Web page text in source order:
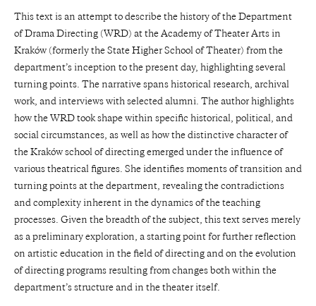
This text is an attempt to describe the history of the Department
of Drama Directing (WRD) at the Academy of Theater Arts in
Kraków (formerly the State Higher School of Theater) from the
department’s inception to the present day, highlighting several
turning points. The narrative spans historical research, archival
work, and interviews with selected alumni. The author highlights
how the WRD took shape within specific historical, political, and
social circumstances, as well as how the distinctive character of
the Kraków school of directing emerged under the influence of
various theatrical figures. She identifies moments of transition and
turning points at the department, revealing the contradictions
and complexity inherent in the dynamics of the teaching
processes. Given the breadth of the subject, this text serves merely
as a preliminary exploration, a starting point for further reflection
on artistic education in the field of directing and on the evolution
of directing programs resulting from changes both within the
department’s structure and in the theater itself.